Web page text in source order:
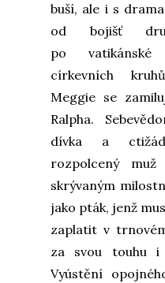
buší, ale i s
od bojišť
po vatikánské
církevních
Meggie se
Ralpha.
dívka a
rozpolcený
skrývaným
jako pták, jenž
zaplatit v
za svou touhu i
Vyústění